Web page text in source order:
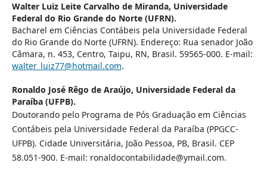
Walter Luiz Leite Carvalho de Miranda, Universidade
Federal do Rio Grande do Norte (UFRN).
Bacharel em Ciências Contábeis pela Universidade Federal
do Rio Grande do Norte (UFRN). Endereço: Rua senador João
Câmara, n. 453, Centro, Taipu, RN, Brasil. 59565-000. E-mail:
walter­­_luiz77@hotmail.com.
Ronaldo José Rêgo de Araújo, Universidade Federal da
Paraíba (UFPB).
Doutorando pelo Programa de Pós Graduação em Ciências
Contábeis pela Universidade Federal da Paraíba (PPGCC-
UFPB). Cidade Universitária, João Pessoa, PB, Brasil. CEP
58.051-900. E-mail: ronaldocontabilidade@ymail.com.